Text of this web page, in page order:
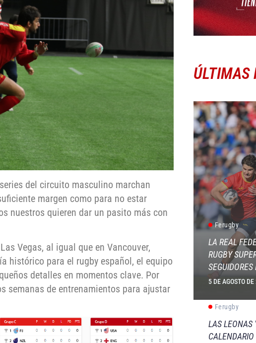
del circuito masculino marchan
margen como para no estar
nuestros quieren dar un pasito más con
Vegas, al igual que en Vancouver,
histórico para el rugby español, el equipo
detalles en momentos clave. Por
semanas de entrenamientos para ajustar
ÚLTIMAS
Ferugby
LA REAL
RUGBY
5 DE AGOSTO
Ferugby
LAS LEONAS